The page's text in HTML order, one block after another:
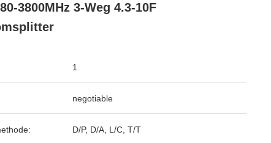
3800MHz 3-Weg 4.3-10F
1
negotiable
D/P, D/A, L/C, T/T